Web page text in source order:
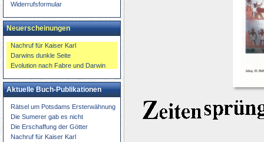
Widerrufsformular
Neuerscheinungen
Nachruf für Kaiser Karl
Darwins dunkle Seite
Evolution nach Fabre und Darwin
Aktuelle Buch-Publikationen
Rätsel um Potsdams Ersterwähnung
Die Sumerer gab es nicht
Die Erschaffung der Götter
Nachruf für Kaiser Karl